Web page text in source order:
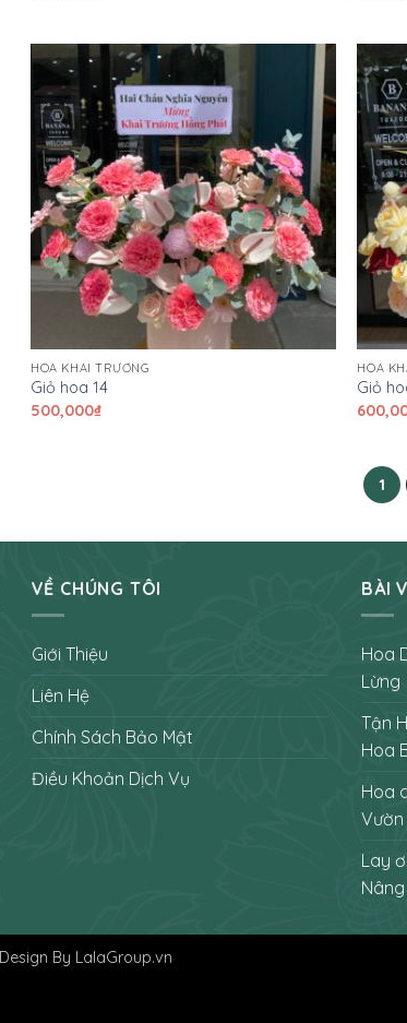
HOA KHAI TRƯƠNG
Giỏ hoa 14
500,000₫
HOA
Giỏ
1
VỀ CHÚNG TÔI
Giới Thiệu
Liên Hệ
Chính Sách Bảo Mật
Điều Khoản Dịch Vụ
BÀI
Hoa
Lừng
Tận
Hoa
Hoa
Vườn
Lay
Design By LalaGroup.vn